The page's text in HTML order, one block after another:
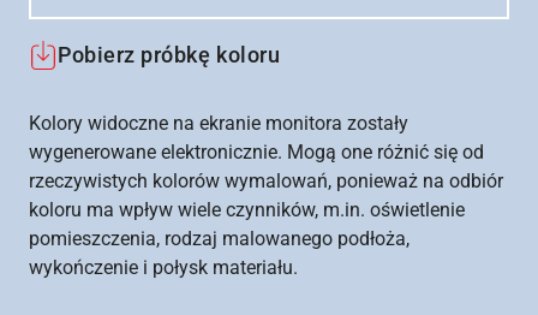
Pobierz próbkę koloru
Kolory widoczne na ekranie monitora zostały
wygenerowane elektronicznie. Mogą one różnić się od
rzeczywistych kolorów wymalowań, ponieważ na odbiór
koloru ma wpływ wiele czynników, m.in. oświetlenie
pomieszczenia, rodzaj malowanego podłoża,
wykończenie i połysk materiału.